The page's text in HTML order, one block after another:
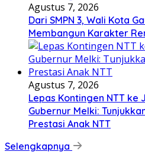
Agustus 7, 2026
Dari SMPN 3, Wali Kota
Membangun Karakter
Agustus 7, 2026
Lepas Kontingen NTT ke
Gubernur Melki:
Prestasi Anak NTT
Selengkapnya